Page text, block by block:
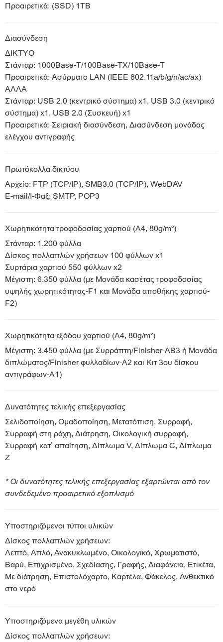
Προαιρετικά: (SSD) 1TB
Διασύνδεση
ΔΙΚΤΥΟ
Στάνταρ: 1000Base-T/100Base-TX/10Base-T
Προαιρετικά: Ασύρματο LAN (IEEE 802.11a/b/g/n/ac/ax)
ΑΛΛΑ
Στάνταρ: USB 2.0 (κεντρικό σύστημα) x1, USB 3.0 (κεντρικό
σύστημα) x1, USB 2.0 (Συσκευή) x1
Προαιρετικά: Σειριακή διασύνδεση, Διασύνδεση μονάδας
ελέγχου αντιγραφής
Πρωτόκολλα δικτύου
Αρχείο: FTP (TCP/IP), SMB3.0 (TCP/IP), WebDAV
E-mail/I-Φαξ: SMTP, POP3
Χωρητικότητα τροφοδοσίας χαρτιού (A4, 80g/m²)
Στάνταρ: 1.200 φύλλα
Δίσκος πολλαπλών χρήσεων 100 φύλλων x1
Συρτάρια χαρτιού 550 φύλλων x2
Μέγιστη: 6.350 φύλλα (με Μονάδα κασέτας τροφοδοσίας
υψηλής χωρητικότητας-F1 και Μονάδα αποθήκης χαρτιού-
F2)
Χωρητικότητα εξόδου χαρτιού (A4, 80g/m²)
Μέγιστη: 3.450 φύλλα (με Συρράπτη/Finisher-AB3 ή Μονάδα
διπλώματος/Finisher φυλλαδίων-A2 και Κιτ 3ου δίσκου
αντιγράφων-A1)
Δυνατότητες τελικής επεξεργασίας
Σελιδοποίηση, Ομαδοποίηση, Μετατόπιση, Συρραφή,
Συρραφή στη ράχη, Διάτρηση, Οικολογική συρραφή,
Συρραφή κατ’ απαίτηση, Δίπλωμα V, Δίπλωμα C, Δίπλωμα
Z
* Οι δυνατότητες τελικής επεξεργασίας εξαρτώνται από τον
συνδεδεμένο προαιρετικό εξοπλισμό
Υποστηριζόμενοι τύποι υλικών
Δίσκος πολλαπλών χρήσεων:
Λεπτό, Απλό, Ανακυκλωμένο, Οικολογικό, Χρωματιστό,
Βαρύ, Επιχρισμένο, Σχεδίασης, Γραφής, Διαφάνεια, Ετικέτα,
Με διάτρηση, Επιστολόχαρτο, Καρτέλα, Φάκελος, Ανθεκτικό
στο νερό
Υποστηριζόμενα μεγέθη υλικών
Δίσκος πολλαπλών χρήσεων: